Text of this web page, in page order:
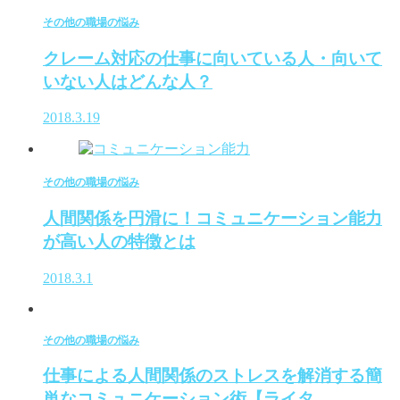
その他の職場の悩み
クレーム対応の仕事に向いている人・向いて
いない人はどんな人？
2018.3.19
その他の職場の悩み
人間関係を円滑に！コミュニケーション能力
が高い人の特徴とは
2018.3.1
その他の職場の悩み
仕事による人間関係のストレスを解消する簡